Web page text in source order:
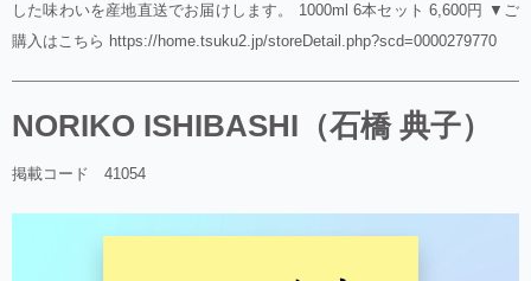
した味わいを産地直送でお届けします。 1000ml 6本セット 6,600円 ▼ご
購入はこちら https://home.tsuku2.jp/storeDetail.php?scd=0000279770
NORIKO ISHIBASHI（石橋 典子）
掲載コード 41054